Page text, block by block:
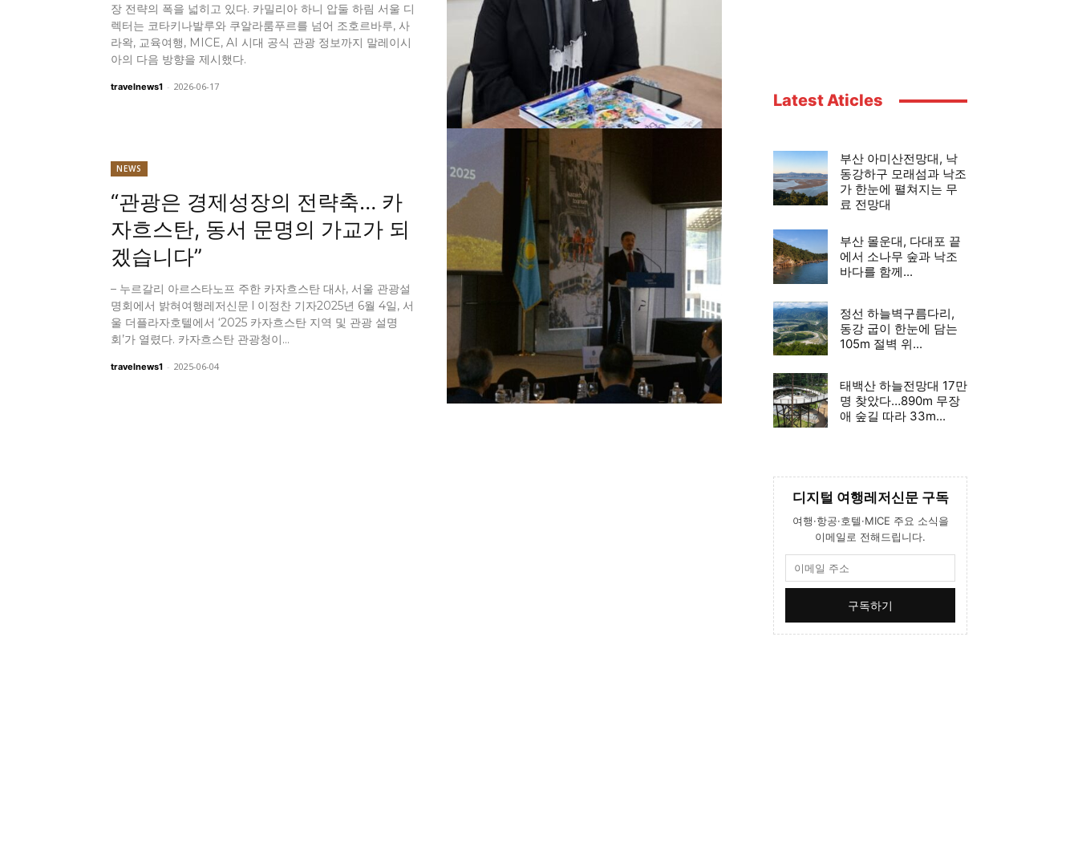
장 전략의 폭을 넓히고 있다. 카밀리아 하니 압둘 하림 서울 디
렉터는 코타키나발루와 쿠알라룸푸르를 넘어 조호르바루, 사
라왁, 교육여행, MICE, AI 시대 공식 관광 정보까지 말레이시
아의 다음 방향을 제시했다.
travelnews1 - 2026-06-17
NEWS
“관광은 경제성장의 전략축… 카
자흐스탄, 동서 문명의 가교가 되
겠습니다”
– 누르갈리 아르스타노프 주한 카자흐스탄 대사, 서울 관광설
명회에서 밝혀여행레저신문 l 이정찬 기자2025년 6월 4일, 서
울 더플라자호텔에서 ‘2025 카자흐스탄 지역 및 관광 설명
회’가 열렸다. 카자흐스탄 관광청이...
travelnews1 - 2025-06-04
Latest Aticles
부산 아미산전망대, 낙
동강하구 모래섬과 낙조
가 한눈에 펼쳐지는 무
료 전망대
부산 몰운대, 다대포 끝
에서 소나무 숲과 낙조
바다를 함께...
정선 하늘벽구름다리,
동강 굽이 한눈에 담는
105m 절벽 위...
태백산 하늘전망대 17만
명 찾았다…890m 무장
애 숲길 따라 33m...
디지털 여행레저신문 구독
여행·항공·호텔·MICE 주요 소식을
이메일로 전해드립니다.
구독하기